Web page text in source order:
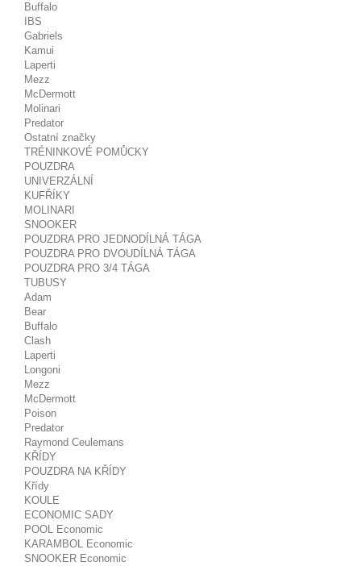
Buffalo
IBS
Gabriels
Kamui
Laperti
Mezz
McDermott
Molinari
Predator
Ostatní značky
TRÉNINKOVÉ POMŮCKY
POUZDRA
UNIVERZÁLNÍ
KUFŘÍKY
MOLINARI
SNOOKER
POUZDRA PRO JEDNODÍLNÁ TÁGA
POUZDRA PRO DVOUDÍLNÁ TÁGA
POUZDRA PRO 3/4 TÁGA
TUBUSY
Adam
Bear
Buffalo
Clash
Laperti
Longoni
Mezz
McDermott
Poison
Predator
Raymond Ceulemans
KŘÍDY
POUZDRA NA KŘÍDY
Křídy
KOULE
ECONOMIC SADY
POOL Economic
KARAMBOL Economic
SNOOKER Economic